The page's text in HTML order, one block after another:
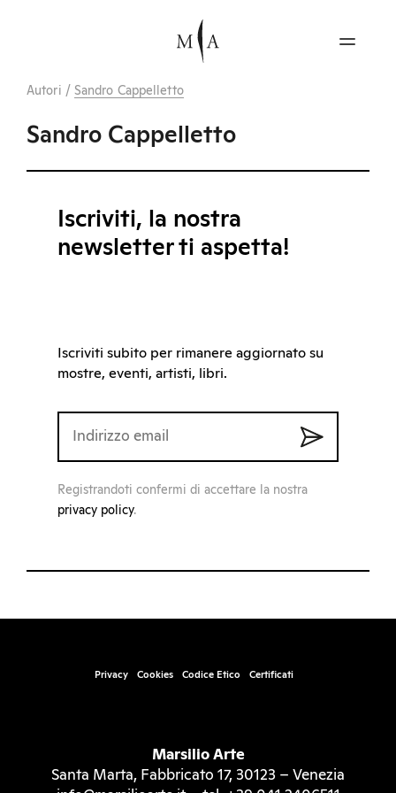
Autori / Sandro Cappelletto
Sandro Cappelletto
Iscriviti, la nostra
newsletter ti aspetta!
Iscriviti subito per rimanere aggiornato su
mostre, eventi, artisti, libri.
Registrandoti confermi di accettare la nostra
privacy policy.
Privacy Cookies Codice Etico Certificati
Marsilio Arte
Santa Marta, Fabbricato 17, 30123 – Venezia